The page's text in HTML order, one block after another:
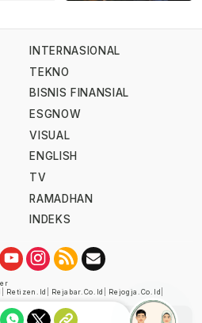
INTERNASIONAL
TEKNO
BISNIS FINANSIAL
ESGNOW
VISUAL
ENGLISH
TV
RAMADHAN
INDEKS
Retizen.id Rejabar.co.id Rejogja.co.id